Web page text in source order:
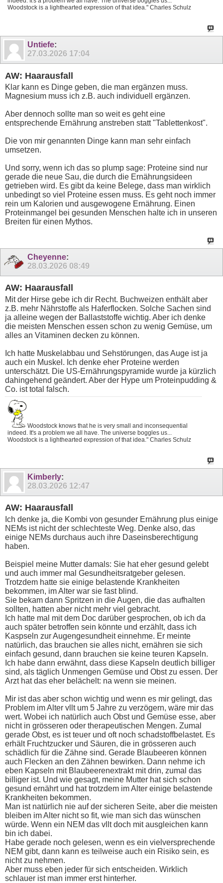
Woodstock is a lighthearted expression of that idea." Charles Schulz
Untiefe:
27.03.2026 17:04
AW: Haarausfall
Klar kann es Dinge geben, die man ergänzen muss.
Magnesium muss ich z.B. auch individuell ergänzen.
Aber dennoch sollte man so weit es geht eine
entsprechende Ernährung anstreben statt "Tablettenkost".
Die von mir genannten Dinge kann man sehr einfach
umsetzen.
Und sorry, wenn ich das so plump sage: Proteine sind nur
gerade die neue Sau, die durch die Ernährungsideen
getrieben wird. Es gibt da keine Belege, dass man wirklich
unbedingt so viel Proteine essen muss. Es geht noch immer
rein um Kalorien und ausgewogene Ernährung. Einen
Proteinmangel bei gesunden Menschen halte ich in unseren
Breiten für einen Mythos.
Cheyenne:
28.03.2026 08:49
AW: Haarausfall
Mit der Hirse gebe ich dir Recht. Buchweizen enthält aber
z.B. mehr Nährstoffe als Haferflocken. Solche Sachen sind
ja alleine wegen der Ballaststoffe wichtig. Aber ich denke
die meisten Menschen essen schon zu wenig Gemüse, um
alles an Vitaminen decken zu können.
Ich hatte Muskelabbau und Sehstörungen, das Auge ist ja
auch ein Muskel. Ich denke eher Proteine werden
unterschätzt. Die US-Ernährungspyramide wurde ja kürzlich
dahingehend geändert. Aber der Hype um Proteinpudding &
Co. ist total falsch.
Woodstock knows that he is very small and inconsequential
indeed. It's a problem we all have. The universe boggles us...
Woodstock is a lighthearted expression of that idea." Charles Schulz
Kimberly:
28.03.2026 12:47
AW: Haarausfall
Ich denke ja, die Kombi von gesunder Ernährung plus einige
NEMs ist nicht der schlechteste Weg. Denke also, das
einige NEMs durchaus auch ihre Daseinsberechtigung
haben.
Beispiel meine Mutter damals: Sie hat eher gesund gelebt
und auch immer mal Gesundheitsratgeber gelesen.
Trotzdem hatte sie einige belastende Krankheiten
bekommen, im Alter war sie fast blind.
Sie bekam dann Spritzen in die Augen, die das aufhalten
sollten, hatten aber nicht mehr viel gebracht.
Ich hatte mal mit dem Doc darüber gesprochen, ob ich da
auch später betroffen sein könnte und erzählt, dass ich
Kaspseln zur Augengesundheit einnehme. Er meinte
natürlich, das brauchen sie alles nicht, ernähren sie sich
einfach gesund, dann brauchen sie keine teuren Kapseln.
Ich habe dann erwähnt, dass diese Kapseln deutlich billiger
sind, als täglich Unmengen Gemüse und Obst zu essen. Der
Arzt hat das eher belächelt: na wenn sie meinen.
Mir ist das aber schon wichtig und wenn es mir gelingt, das
Problem im Alter vllt um 5 Jahre zu verzögern, wäre mir das
wert. Wobei ich natürlich auch Obst und Gemüse esse, aber
nicht in grösseren oder therapeutischen Mengen. Zumal
gerade Obst, es ist teuer und oft noch schadstoffbelastet. Es
erhält Fruchtzucker und Säuren, die in grösseren auch
schädlich für die Zähne sind. Gerade Blaubeeren können
auch Flecken an den Zähnen bewirken. Dann nehme ich
eben Kapseln mit Blaubeerenextrakt mit drin, zumal das
billiger ist. Und wie gesagt, meine Mutter hat sich schon
gesund ernährt und hat trotzdem im Alter einige belastende
Krankheiten bekommen.
Man ist natürlich nie auf der sicheren Seite, aber die meisten
bleiben im Alter nicht so fit, wie man sich das wünschen
würde. Wenn ein NEM das vllt doch mit ausgleichen kann
bin ich dabei.
Habe gerade noch gelesen, wenn es ein vielversprechende
NEM gibt, dann kann es teilweise auch ein Risiko sein, es
nicht zu nehmen.
Aber muss eben jeder für sich entscheiden. Wirklich
schlauer ist man immer erst hinterher.